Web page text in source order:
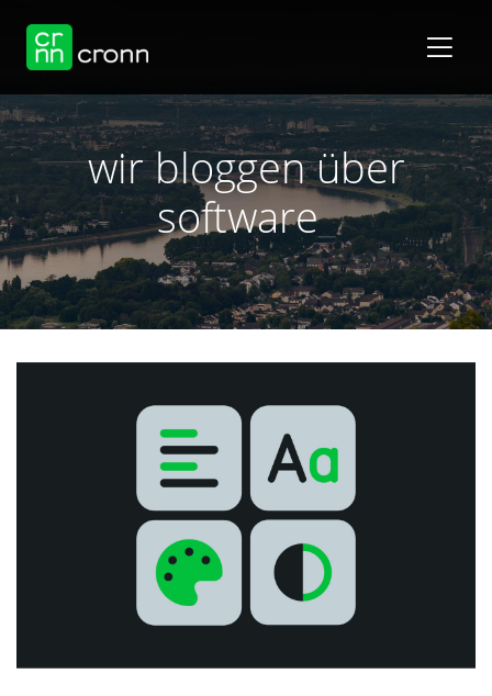
wir bloggen über
software_